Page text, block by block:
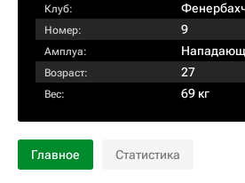
Клуб:
Номер: 9
Амплуа:
Возраст: 27
Вес: 69 кг
Главное Статистика